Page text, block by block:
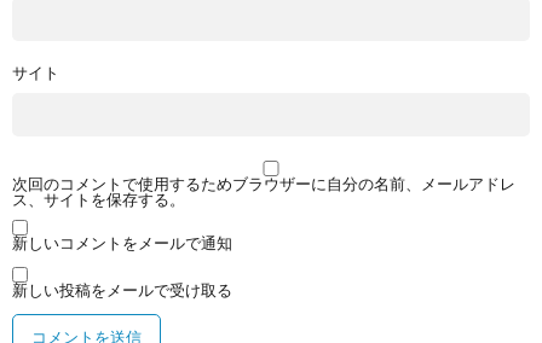
サイト
次回のコメントで使用するためブラウザーに自分の名前、メールアドレ
ス、サイトを保存する。
新しいコメントをメールで通知
新しい投稿をメールで受け取る